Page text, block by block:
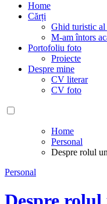
Home
Cărți
Ghid turistic al
M-am întors
Portofoliu foto
Proiecte
Despre mine
CV literar
CV foto
Home
Personal
Despre rolul
Personal